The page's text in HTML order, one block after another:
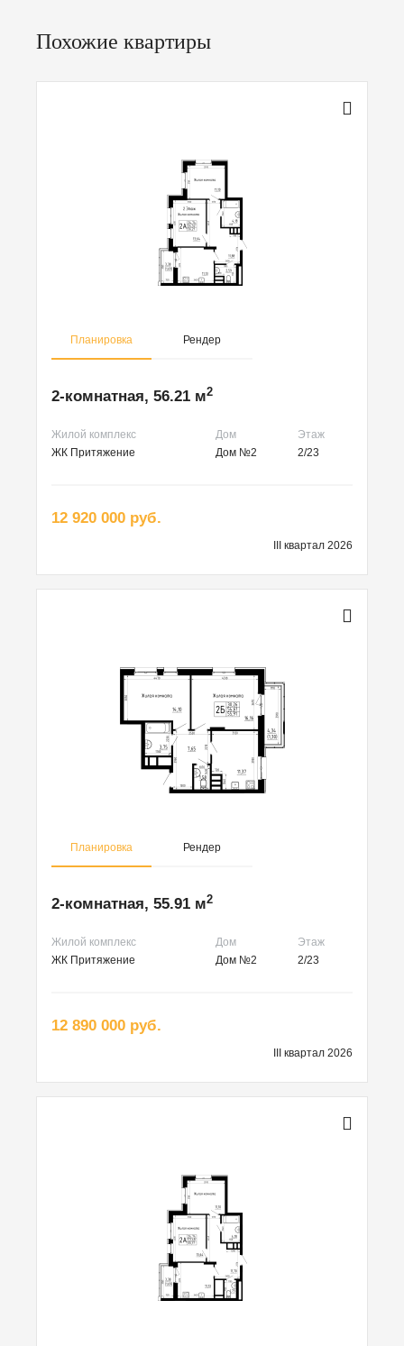
Похожие квартиры
Планировка Рендер
2-комнатная, 56.21 м2
Жилой комплекс Дом
Этаж
ЖК Притяжение
Дом №2 2/23
12 920 000 руб.
III квартал 2026
Планировка Рендер
2-комнатная, 55.91 м2
Жилой комплекс Дом
Этаж
ЖК Притяжение
Дом №2 2/23
12 890 000 руб.
III квартал 2026